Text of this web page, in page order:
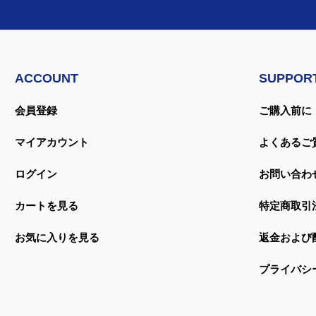
ACCOUNT
会員登録
マイアカウント
ログイン
カートを見る
お気に入りを見る
ご購入前に
よくあるご
お問い合わ
特定商取引
返金および
プライバシ